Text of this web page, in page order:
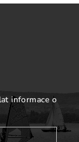
informace o